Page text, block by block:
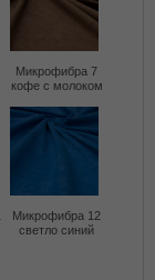
Микрофибра 7
кофе с молоком
Микрофибра 12
светло синий